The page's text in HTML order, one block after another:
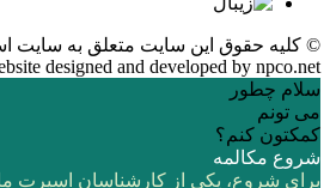
© کلیه حقوق این سایت متعلق به سایت
designed and developed by npco.net
سلام چطور
می تونم
کمکتون کنم؟
شروع مکالمه
برای شروع، یکی از کارشناسان اسپرت